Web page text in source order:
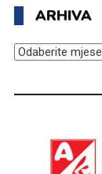
ARHIVA
ARHIVA